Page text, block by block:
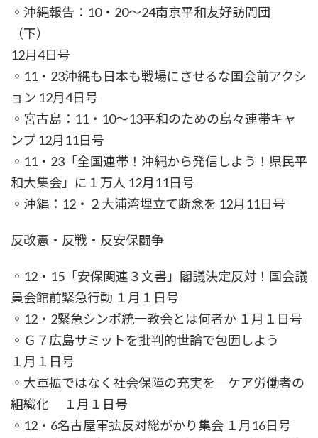
◦沖縄報告：10・20～24南京平和友好訪問団
（下）
12月4日号
◦11・23沖縄も日本も戦場にさせるな国会前アクシ
ョン 12月4日号
◦宮古島：11・10～13平和のための島々連帯キャ
ンプ 12月11日号
◦11・23「全国連帯！沖縄から発信しよう！県民平
和大集会」に１万人 12月11日号
◦沖縄：12・２大浦湾埋立て断念を 12月11日号
反改憲・反戦・反安保闘争
◦12・15「安保関連３文書」閣議決定反対！国会議
員会館前緊急行動 １月１日号
◦12・2緊急シンポ統一教会とは何者か １月１日号
◦Ｇ７広島サミットを批判的世論で包囲しよう
１月１日号
◦大軍拡ではなく社会保障の充実を─ケア労働者の
組織化 １月１日号
◦12・6名古屋軍拡反対総がかり集会 １月16日号